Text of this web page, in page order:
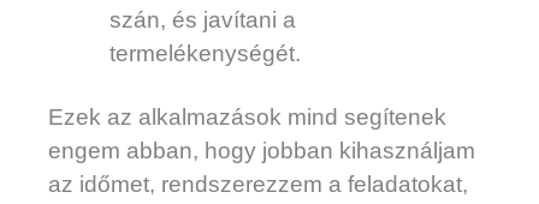
szán, és javítani a
termelékenységét.
Ezek az alkalmazások mind segítenek
engem abban, hogy jobban kihasználjam
az időmet, rendszerezzem a feladatokat,